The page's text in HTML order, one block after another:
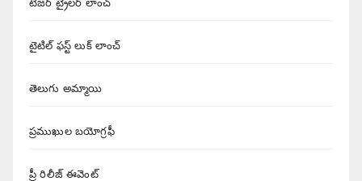
టిజర్ ట్రైలర్ లాంచ్
టైటిల్ ఫస్ట్ లుక్ లాంచ్
తెలుగు అమ్మాయి
ప్రముఖుల బయోగ్రఫీ
ప్రీ రిలీజ్ ఈవెంట్